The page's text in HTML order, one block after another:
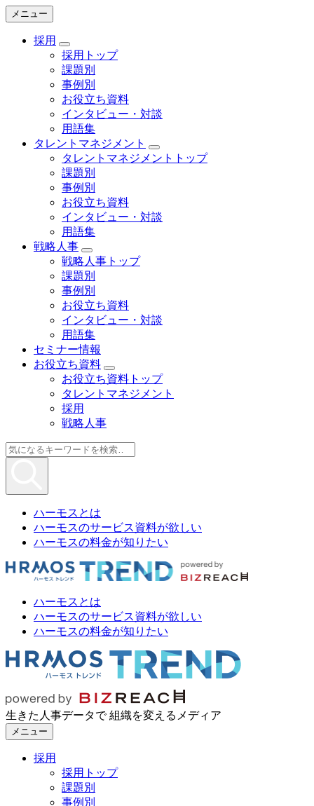
メニュー
採用
採用トップ
課題別
事例別
お役立ち資料
インタビュー・対談
用語集
タレントマネジメント
タレントマネジメントトップ
課題別
事例別
お役立ち資料
インタビュー・対談
用語集
戦略人事
戦略人事トップ
課題別
事例別
お役立ち資料
インタビュー・対談
用語集
セミナー情報
お役立ち資料
お役立ち資料トップ
タレントマネジメント
採用
戦略人事
ハーモスとは
ハーモスのサービス資料が欲しい
ハーモスの料金が知りたい
ハーモスとは
ハーモスのサービス資料が欲しい
ハーモスの料金が知りたい
生きた人事データで 組織を変えるメディア
メニュー
採用
採用トップ
課題別
事例別